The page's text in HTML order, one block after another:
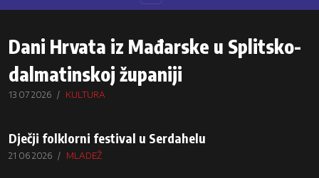
Dani Hrvata iz Mađarske u Splitsko-
dalmatinskoj županiji
13 07 2026 KULTURA
Dječji folklorni festival u Serdahelu
21 06 2026 MLADEŽ